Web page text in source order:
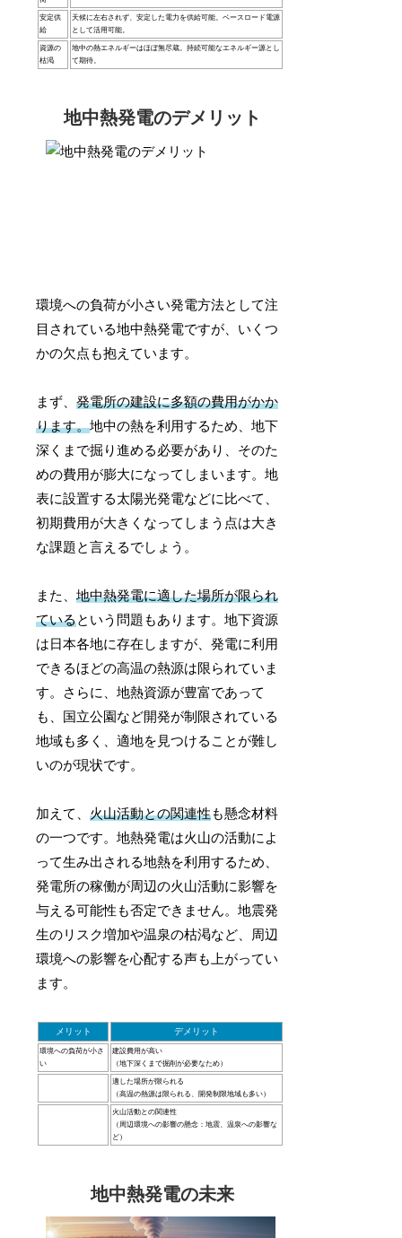
安定供
給
天候に左右されず、安定した電力を供給可能。ベースロード電源
として活用可能。
資源の
枯渇
地中の熱エネルギーはほぼ無尽蔵。持続可能なエネルギー源とし
て期待。
地中熱発電のデメリット
環境への負荷が小さい発電方法として注
目されている地中熱発電ですが、いくつ
かの欠点も抱えています。
まず、発電所の建設に多額の費用がかか
ります。地中の熱を利用するため、地下
深くまで掘り進める必要があり、そのた
めの費用が膨大になってしまいます。地
表に設置する太陽光発電などに比べて、
初期費用が大きくなってしまう点は大き
な課題と言えるでしょう。
また、地中熱発電に適した場所が限られ
ているという問題もあります。地下資源
は日本各地に存在しますが、発電に利用
できるほどの高温の熱源は限られていま
す。さらに、地熱資源が豊富であって
も、国立公園など開発が制限されている
地域も多く、適地を見つけることが難し
いのが現状です。
加えて、火山活動との関連性も懸念材料
の一つです。地熱発電は火山の活動によ
って生み出される地熱を利用するため、
発電所の稼働が周辺の火山活動に影響を
与える可能性も否定できません。地震発
生のリスク増加や温泉の枯渇など、周辺
環境への影響を心配する声も上がってい
ます。
メリット デメリット
環境への負荷が小さ
い
建設費用が高い
（地下深くまで掘削が必要なため）
適した場所が限られる
（高温の熱源は限られる、開発制限地域も多い）
火山活動との関連性
（周辺環境への影響の懸念：地震、温泉への影響な
ど）
地中熱発電の未来